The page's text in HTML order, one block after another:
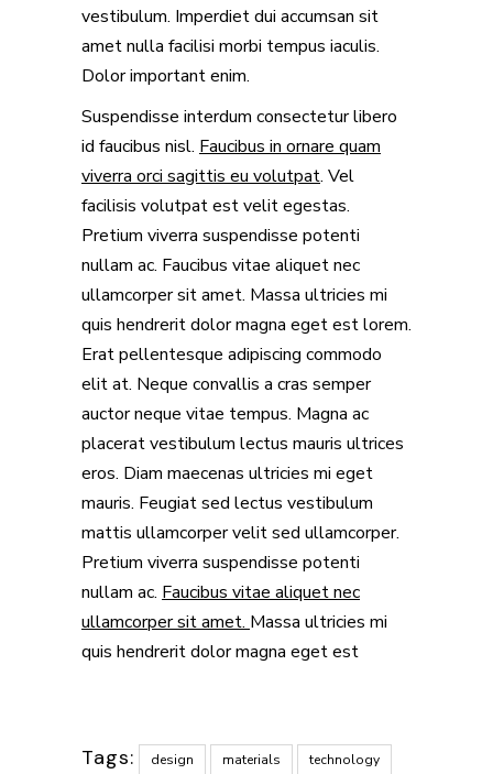
vestibulum. Imperdiet dui accumsan sit
amet nulla facilisi morbi tempus iaculis.
Dolor important enim.
Suspendisse interdum consectetur libero
id faucibus nisl. Faucibus in ornare quam
viverra orci sagittis eu volutpat. Vel
facilisis volutpat est velit egestas.
Pretium viverra suspendisse potenti
nullam ac. Faucibus vitae aliquet nec
ullamcorper sit amet. Massa ultricies mi
quis hendrerit dolor magna eget est lorem.
Erat pellentesque adipiscing commodo
elit at. Neque convallis a cras semper
auctor neque vitae tempus. Magna ac
placerat vestibulum lectus mauris ultrices
eros. Diam maecenas ultricies mi eget
mauris. Feugiat sed lectus vestibulum
mattis ullamcorper velit sed ullamcorper.
Pretium viverra suspendisse potenti
nullam ac. Faucibus vitae aliquet nec
ullamcorper sit amet. Massa ultricies mi
quis hendrerit dolor magna eget est
Tags: design materials technology